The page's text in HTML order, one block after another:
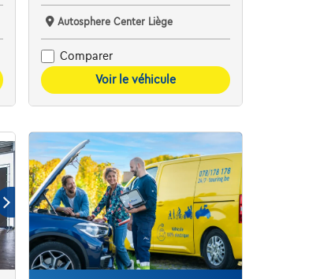
Autosphere Center Liège
Comparer
Voir le véhicule